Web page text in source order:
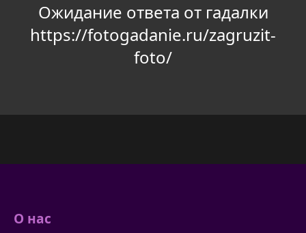
Ожидание ответа от гадалки
https://fotogadanie.ru/zagruzit-
foto/
О нас